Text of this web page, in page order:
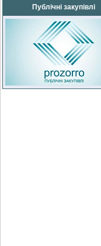
Публічні закупівлі